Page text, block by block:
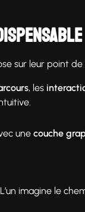
sur leur point
, les
une couche
imagine le